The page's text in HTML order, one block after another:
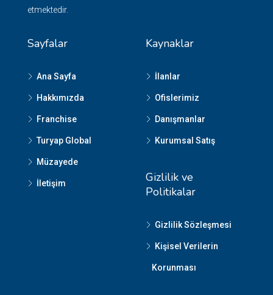
etmektedir.
Sayfalar
Ana Sayfa
Hakkımızda
Franchise
Turyap Global
Müzayede
İletişim
Kaynaklar
İlanlar
Ofislerimiz
Danışmanlar
Kurumsal Satış
Gizlilik ve
Politikalar
Gizlilik Sözleşmesi
Kişisel Verilerin
Korunması